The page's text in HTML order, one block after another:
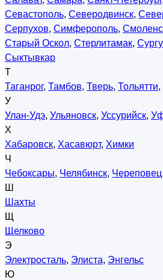
Севастополь, Северодвинск,
Серпухов, Симферополь,
Старый Оскол, Стерлитамак,
Сыктывкар
Т
Таганрог, Тамбов, Тверь, Тольятти,
У
Улан-Удэ, Ульяновск, Уссурийск,
Х
Хабаровск, Хасавюрт, Химки
Ч
Чебоксары, Челябинск, Череповец,
Ш
Шахты
Щ
Щелково
Э
Электросталь, Элиста, Энгельс
Ю